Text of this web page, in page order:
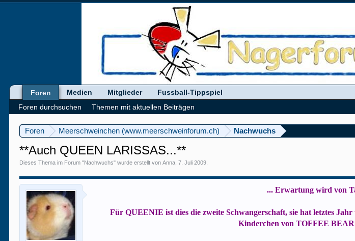
Foren Meerschweinchen (www.meerschweinforum.ch) Nachwuchs
**Auch QUEEN LARISSAS...**
Dieses Thema im Forum "Nachwuchs" wurde erstellt vonAnna ,7. Juli 2009
... Erwartung wird von
Für QUEENIE ist dies die zweite Schwangerschaft, sie hat letztes
Kinderchen von TOFFEE
Foren
Foren durchsuchen
Themen mit aktuellen Beiträgen
Medien Mitglieder Fussball-Tippspiel